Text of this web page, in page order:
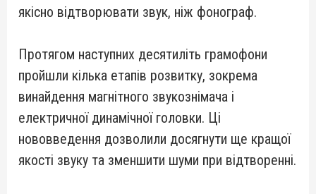
якісно відтворювати звук, ніж фонограф.
Протягом наступних десятиліть грамофони
пройшли кілька етапів розвитку, зокрема
винайдення магнітного звукознімача і
електричної динамічної головки. Ці
нововведення дозволили досягнути ще кращої
якості звуку та зменшити шуми при відтворенні.